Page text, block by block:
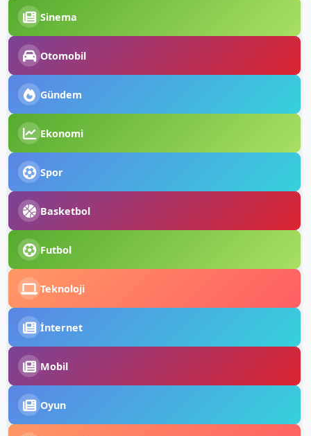
Sinema
Otomobil
Gündem
Ekonomi
Spor
Basketbol
Futbol
Teknoloji
İnternet
Mobil
Oyun